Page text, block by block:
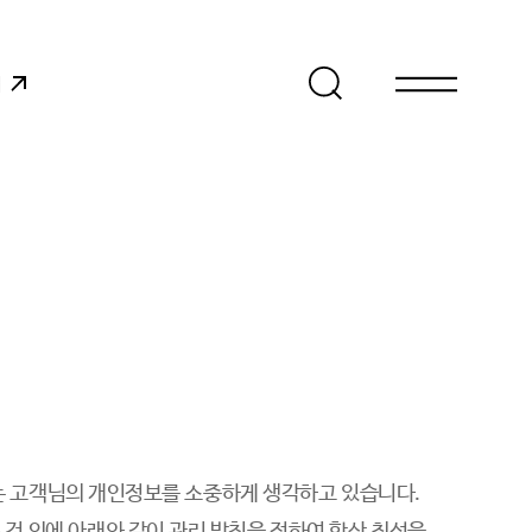
객님의 개인정보를 소중하게 생각하고 있습니다.